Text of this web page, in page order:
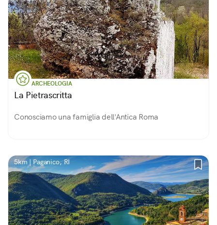
ARCHEOLOGIA
La Pietrascritta
Conosciamo una famiglia dell'Antica Roma
5km | Paganico, RI